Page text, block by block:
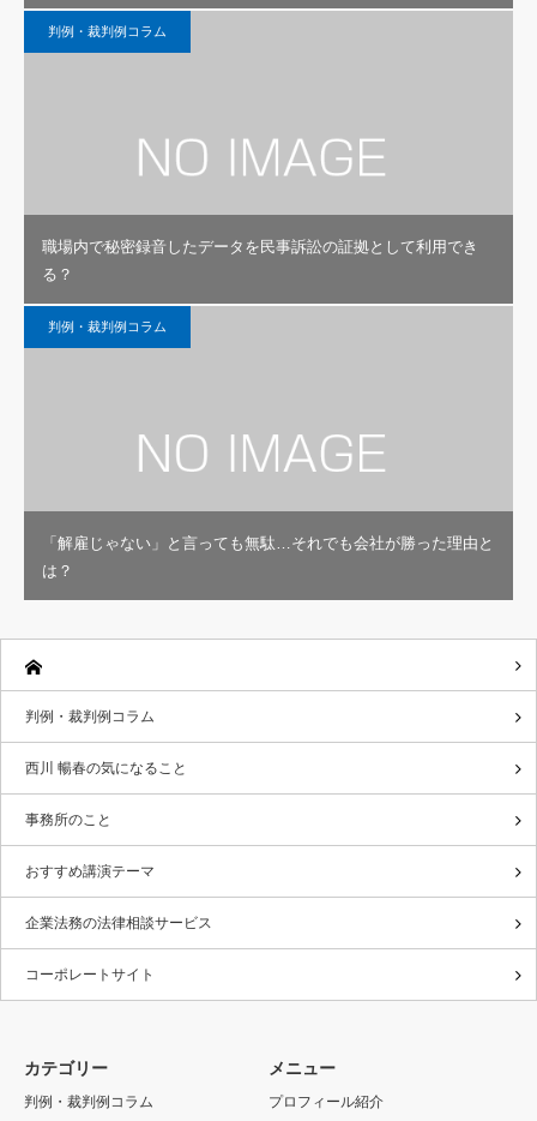
判例・裁判例コラム
職場内で秘密録音したデータを民事訴訟の証拠として利用でき
る？
判例・裁判例コラム
「解雇じゃない」と言っても無駄…それでも会社が勝った理由と
は？
判例・裁判例コラム
西川 暢春の気になること
事務所のこと
おすすめ講演テーマ
企業法務の法律相談サービス
コーポレートサイト
カテゴリー
判例・裁判例コラム
メニュー
プロフィール紹介